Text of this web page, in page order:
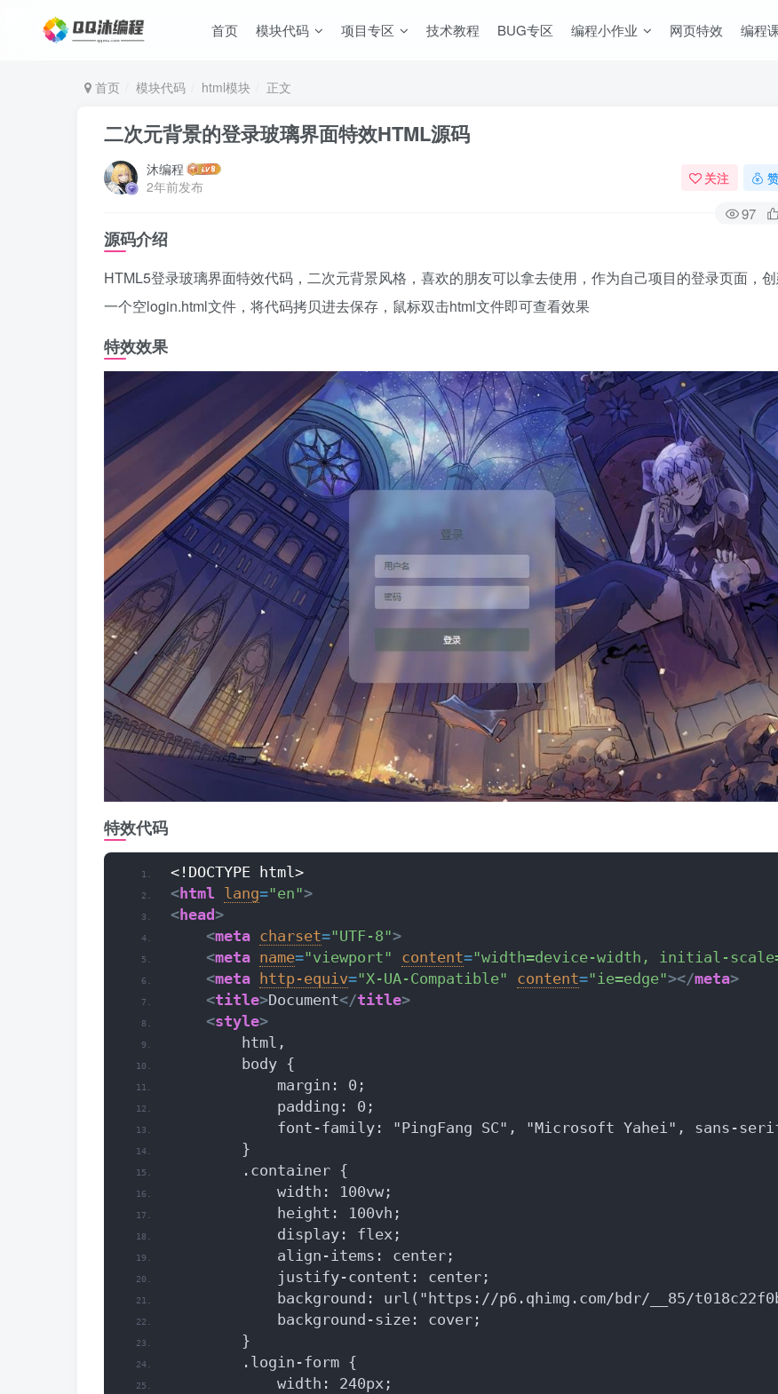
首页 模块代码 项目专区 技术教程 BUG专区 编程小作业 网页特效 编程
首页 模块代码 html模块 正文
二次元背景的登录玻璃界面特效HTML源码
沐编程
2年前发布
关注
97
源码介绍
HTML5登录玻璃界面特效代码，二次元背景风格，喜欢的朋友可以拿去使用，作为自己项目的登录页面，
一个空login.html文件，将代码拷贝进去保存，鼠标双击html文件即可查看效果
特效效果
特效代码
<!DOCTYPE html>
<html lang="en">
<head>
<meta charset="UTF-8">
<meta name="viewport" content="width=device-width, initial-
<meta http-equiv="X-UA-Compatible" content="ie=edge"></meta>
<title>Document</title>
<style>
        html,
        body {
            margin: 0;
            padding: 0;
font-family: "PingFang SC", "Microsoft Yahei", sans-
        }
        .container {
            width: 100vw;
            height: 100vh;
            display: flex;
            align-items: center;
            justify-content: center;
background: url("https://p6.qhimg.com/bdr/__85/
            background-size: cover;
        }
        .login-form {
            width: 240px;